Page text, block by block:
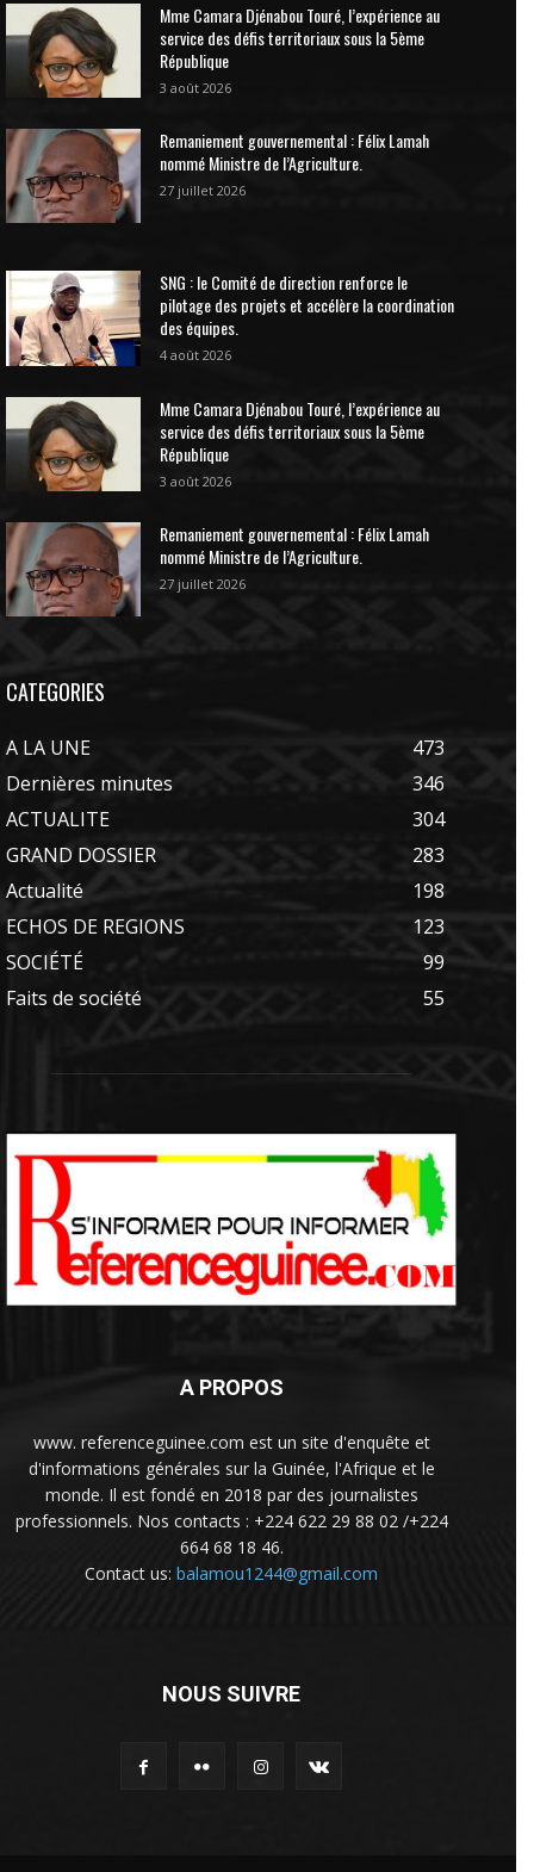
Mme Camara Djénabou Touré, l’expérience au
service des défis territoriaux sous la 5ème
République
3 août 2026
Remaniement gouvernemental : Félix Lamah
nommé Ministre de l’Agriculture.
27 juillet 2026
SNG : le Comité de direction renforce le
pilotage des projets et accélère la coordination
des équipes.
4 août 2026
Mme Camara Djénabou Touré, l’expérience au
service des défis territoriaux sous la 5ème
République
3 août 2026
Remaniement gouvernemental : Félix Lamah
nommé Ministre de l’Agriculture.
27 juillet 2026
CATEGORIES
A LA UNE
473
Dernières minutes
346
ACTUALITE
304
GRAND DOSSIER
283
Actualité
198
ECHOS DE REGIONS
123
SOCIÉTÉ
99
Faits de société
55
A PROPOS
www. referenceguinee.com est un site d'enquête et
d'informations générales sur la Guinée, l'Afrique et le
monde. Il est fondé en 2018 par des journalistes
professionnels. Nos contacts : +224 622 29 88 02 /+224
664 68 18 46.
Contact us: balamou1244@gmail.com
NOUS SUIVRE